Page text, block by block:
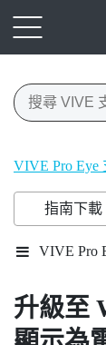
VIVE Pro Eye
指南下載
VIVE Pro
升級至